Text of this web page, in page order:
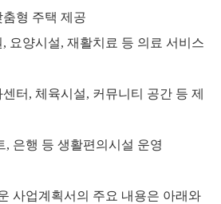
형 주택 제공
요양시설, 재활치료 등 의료 서비스
터, 체육시설, 커뮤니티 공간 등 제
, 은행 등 생활편의시설 운영
사업계획서의 주요 내용은 아래와